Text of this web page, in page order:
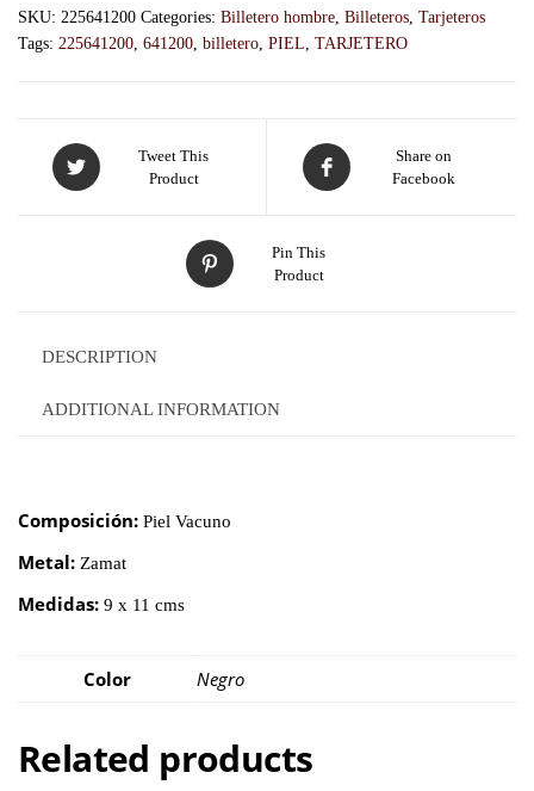
SKU: 225641200 Categories: Billetero hombre, Billeteros, Tarjeteros
Tags: 225641200, 641200, billetero, PIEL, TARJETERO
Tweet This
Product
Share on
Facebook
Pin This
Product
DESCRIPTION
ADDITIONAL INFORMATION
Composición: Piel Vacuno
Metal: Zamat
Medidas: 9 x 11 cms
Color Negro
Related products